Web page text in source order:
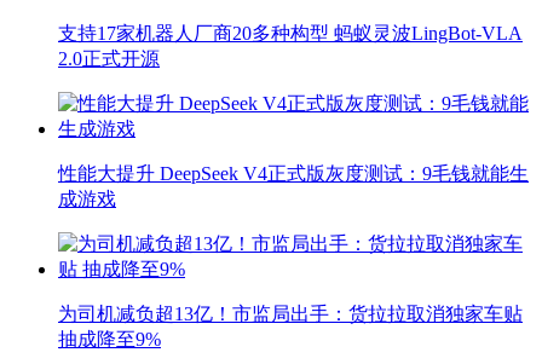
支持17家机器人厂商20多种构型 蚂蚁灵波LingBot-VLA
2.0正式开源
性能大提升 DeepSeek V4正式版灰度测试：9毛钱就能生
成游戏
为司机减负超13亿！市监局出手：货拉拉取消独家车贴
抽成降至9%